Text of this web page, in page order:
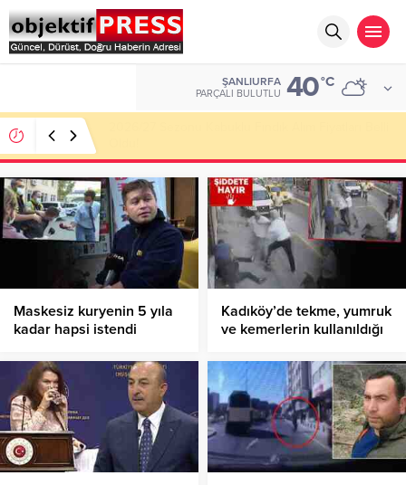
ŞANLIURFA
PARÇALI BULUTLU 40°C
Maskesiz kuryenin 5 yıla
kadar hapsi istendi
Kadıköy’de tekme, yumruk
ve kemerlerin kullanıldığı
oldu